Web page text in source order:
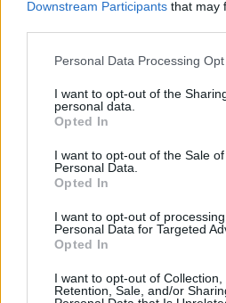
Downstream Participants that may
Please note that this website/app
not limited to your visit or usage
grant or deny consent to Google
use your data for below specified
consent section.
Personal Data Processing
I want to opt-out of the
personal data.
Opted In
I want to opt-out of the Sale
Personal Data.
Opted In
I want to opt-out of
Personal Data for Targeted
Opted In
I want to opt-out of Collection,
Retention, Sale, and/or
necessità di adattarsi alle
tattiche del momento.
AUTORE
Susanna
Susanna Cardinale ha
lettere d'epoca nel
Verona, fonte di un
memoria cittadina; è
redige dossier e
nelle librerie veronesi.